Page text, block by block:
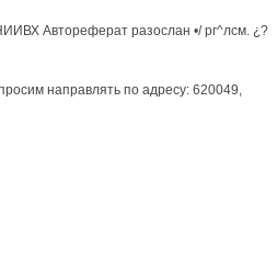
Автореферат разослан •/ рг^лсм. ¿?
направлять по адресу: 620049,